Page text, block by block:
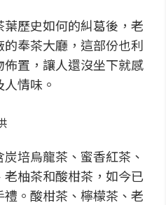
歷史如何的糾葛後，老
奉茶大廳，這部份也利
置，讓人還沒坐下就感
情味。
培烏龍茶、蜜香紅茶、
柚茶和酸柑茶，如今已
。酸柑茶、檸檬茶、老